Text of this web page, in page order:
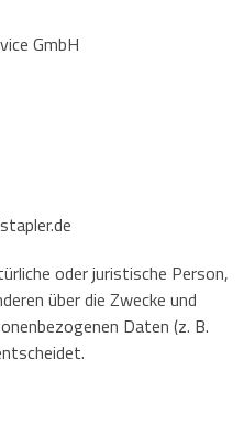
GmbH
oder juristische Person,
über die Zwecke und
Daten (z. B.